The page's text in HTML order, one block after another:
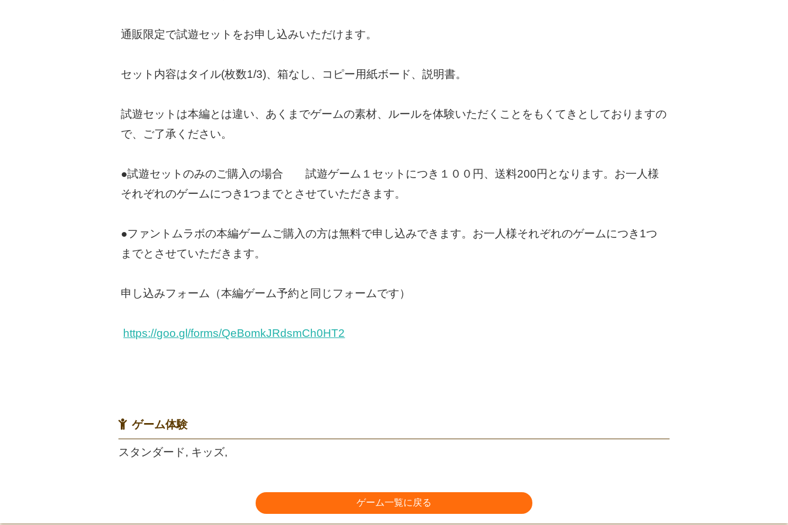
通販限定で試遊セットをお申し込みいただけます。
セット内容はタイル(枚数1/3)、箱なし、コピー用紙ボード、説明書。
試遊セットは本編とは違い、あくまでゲームの素材、ルールを体験いただくことをもくてきとしておりますの
で、ご了承ください。
●試遊セットのみのご購入の場合 試遊ゲーム１セットにつき１００円、送料200円となります。お一人様
それぞれのゲームにつき1つまでとさせていただきます。
●ファントムラボの本編ゲームご購入の方は無料で申し込みできます。お一人様それぞれのゲームにつき1つ
までとさせていただきます。
申し込みフォーム（本編ゲーム予約と同じフォームです）
https://goo.gl/forms/QeBomkJRdsmCh0HT2
ゲーム体験
スタンダード, キッズ,
ゲーム一覧に戻る